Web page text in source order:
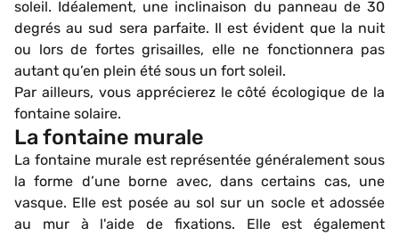
soleil. Idéalement, une inclinaison du panneau de 30
degrés au sud sera parfaite. Il est évident que la nuit
ou lors de fortes grisailles, elle ne fonctionnera pas
autant qu’en plein été sous un fort soleil.
Par ailleurs, vous apprécierez le côté écologique de la
fontaine solaire.
La fontaine murale
La fontaine murale est représentée généralement sous
la forme d’une borne avec, dans certains cas, une
vasque. Elle est posée au sol sur un socle et adossée
au mur à l'aide de fixations. Elle est également